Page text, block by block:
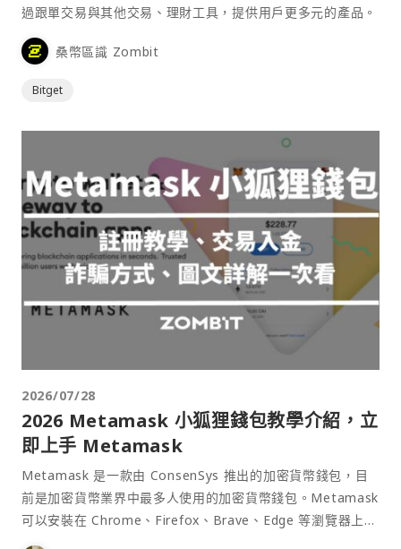
過跟單交易與其他交易、理財工具，提供用戶更多元的產品。
桑幣區識 Zombit
Bitget
2026/07/28
2026 Metamask 小狐狸錢包教學介紹，立
即上手 Metamask
Metamask 是一款由 ConsenSys 推出的加密貨幣錢包，目
前是加密貨幣業界中最多人使用的加密貨幣錢包。Metamask
可以安裝在 Chrome、Firefox、Brave、Edge 等瀏覽器上作
為插件使用，具備許多功能且使用上非常方便。